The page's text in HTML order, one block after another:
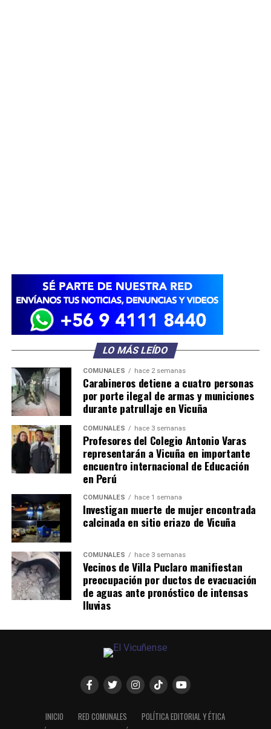
LO MÁS LEÍDO
COMUNALES hace 2 semanas
Carabineros detiene a cuatro personas
por porte ilegal de armas y municiones
durante patrullaje en Vicuña
COMUNALES hace 3 semanas
Profesores del Colegio Antonio Varas
representarán a Vicuña en importante
encuentro internacional de Educación
en Perú
COMUNALES hace 1 semana
Investigan muerte de mujer encontrada
calcinada en sitio eriazo de Vicuña
COMUNALES hace 3 semanas
Vecinos de Villa Puclaro manifiestan
preocupación por ductos de evacuación
de aguas ante pronóstico de intensas
lluvias
INICIO RED COMUNALES
POLÍTICA EDITORIAL Y ÉTICA